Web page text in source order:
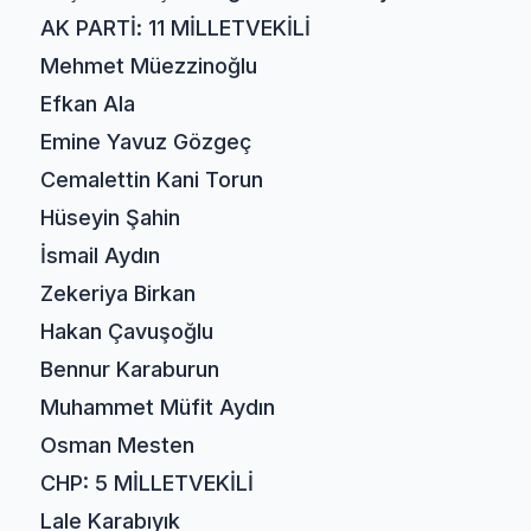
AK PARTİ: 11 MİLLETVEKİLİ
Mehmet Müezzinoğlu
Efkan Ala
Emine Yavuz Gözgeç
Cemalettin Kani Torun
Hüseyin Şahin
İsmail Aydın
Zekeriya Birkan
Hakan Çavuşoğlu
Bennur Karaburun
Muhammet Müfit Aydın
Osman Mesten
CHP: 5 MİLLETVEKİLİ
Lale Karabıyık